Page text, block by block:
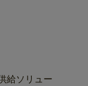
給ソリュー